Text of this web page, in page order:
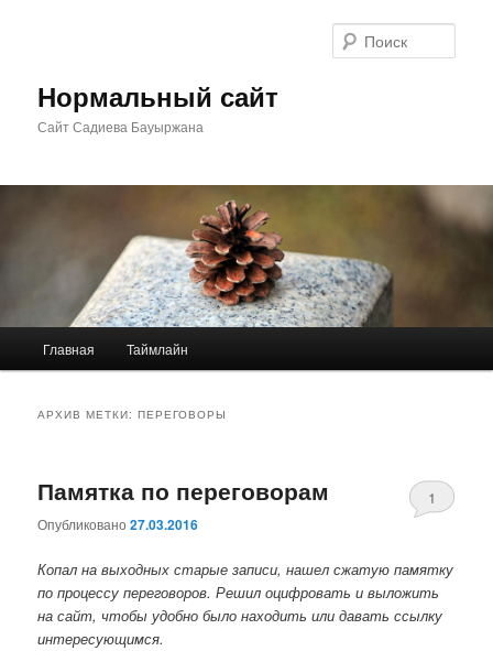
Нормальный сайт
Сайт Садиева Бауыржана
Главная Таймлайн
АРХИВ МЕТКИ:ПЕРЕГОВОРЫ
Памятка по переговорам
Опубликовано27.03.2016
1
Копал на выходных старые записи, нашел сжатую памятку
по процессу переговоров. Решил оцифровать и выложить
на сайт, чтобы удобно было находить или давать ссылку
интересующимся.